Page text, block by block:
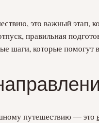
это важный этап,
правильная
шаги, которые помогут
путешествию — это